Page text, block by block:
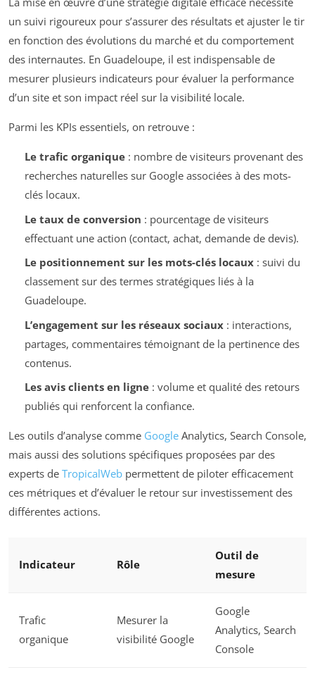
un suivi rigoureux pour s’assurer des résultats et ajuster le tir
en fonction des évolutions du marché et du comportement
des internautes. En Guadeloupe, il est indispensable de
mesurer plusieurs indicateurs pour évaluer la performance
d’un site et son impact réel sur la visibilité locale.
Parmi les KPIs essentiels, on retrouve :
Le trafic organique: nombre de visiteurs provenant des
recherches naturelles sur Google associées à des mots-
clés locaux.
Le taux de conversion : pourcentage de visiteurs
effectuant une action (contact, achat, demande de devis).
Le positionnement sur les mots-clés locaux: suivi du
classement sur des termes stratégiques liés à la
Guadeloupe.
L’engagement sur les réseaux sociaux: interactions,
partages, commentaires témoignant de la pertinence des
contenus.
Les avis clients en ligne: volume et qualité des retours
publiés qui renforcent la confiance.
Les outils d’analyse comme Google Analytics, Search Console,
mais aussi des solutions spécifiques proposées par des
experts de TropicalWeb permettent de piloter efficacement
ces métriques et d’évaluer le retour sur investissement des
différentes actions.
Indicateur Rôle
Outil de
mesure
Trafic
organique
Mesurer la
visibilité Google
Google
Analytics, Search
Console